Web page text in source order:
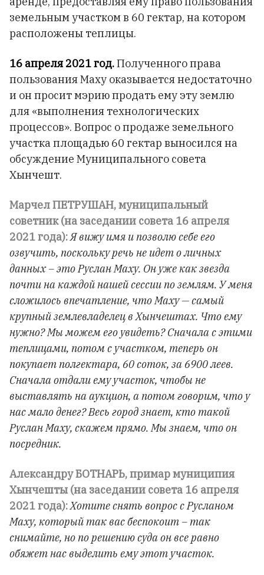
земельным участком в 60 гектар, на котором
расположены теплицы.
16 апреля 2021 год.Полученного права
пользования Маху оказывается недостаточно
и он просит мэрию продать ему эту землю
для «выполнения технологических
процессов». Вопрос о продаже земельного
участка площадью 60 гектар выносился на
обсуждение Муниципального совета
Хынчешт.
Марчел ПЕТРУШАН, муниципальный
советник (на заседании совета 16 апреля
2021 года):Я вижу имя и позволю себе его
озвучить, поскольку речь не идет о личных
данных – это Руслан Маху. Он уже как звезда
почти на каждой нашей сессии по землям. У меня
сложилось впечатление, что Маху — самый
крупный землевладелец в Хынчештах. Что ему
нужно? Мы можем его увидеть? Сначала с этими
теплицами, потом с участком, теперь он
покупает полгектара, 60 соток, за 6900 леев.
Сначала отдали ему участок, чтобы не
выставлять на аукцион, а потом говорим, что у
нас мало денег? Весь город знает, кто такой
Руслан Маху, скажем прямо. Мы знаем, что он
посредник.
Александру БОТНАРЬ, примар муниципия
Хынчешты (на заседании совета 16 апреля
2021 года):Хотите снять вопрос с Русланом
Маху, который так вас беспокоит – так
снимайте, но по решению суда он все равно
обяжет нас выделить ему этот участок.